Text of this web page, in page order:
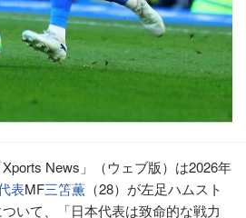
News」（ウェブ版）は2026年
表MF三笘薫 （28）が左足ハムスト
いて、「日本代表は致命的な戦力